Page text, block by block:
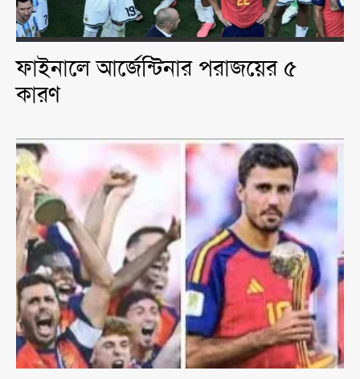
ফাইনালে আর্জেন্টিনার পরাজয়ের ৫
কারণ